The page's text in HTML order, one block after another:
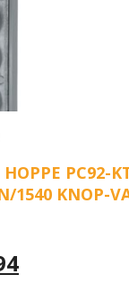
HOPPE PC92-
1540 KNOP-